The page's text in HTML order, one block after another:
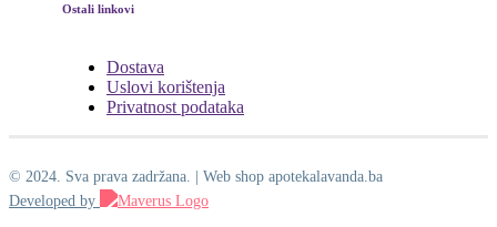
Ostali linkovi
Dostava
Uslovi korištenja
Privatnost podataka
© 2024. Sva prava zadržana. | Web shop apotekalavanda.ba
Developed by